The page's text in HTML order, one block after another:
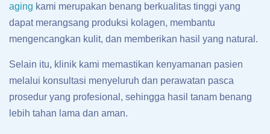
aging kami merupakan benang berkualitas tinggi yang
dapat merangsang produksi kolagen, membantu
mengencangkan kulit, dan memberikan hasil yang natural.
Selain itu, klinik kami memastikan kenyamanan pasien
melalui konsultasi menyeluruh dan perawatan pasca
prosedur yang profesional, sehingga hasil tanam benang
lebih tahan lama dan aman.